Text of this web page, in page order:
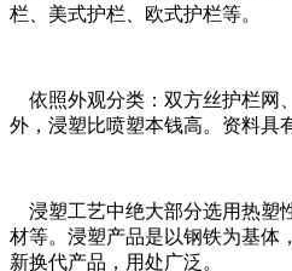
栏、美式护栏、欧式护栏等。
依照外观分类：双方丝护栏网
外，浸塑比喷塑本钱高。资料具
浸塑工艺中绝大部分选用热塑
材等。浸塑产品是以钢铁为基体
新换代产品，用处广泛。